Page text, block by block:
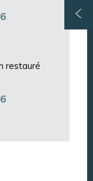
restauré